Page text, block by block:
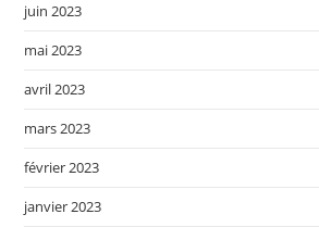
juin 2023
mai 2023
avril 2023
mars 2023
février 2023
janvier 2023